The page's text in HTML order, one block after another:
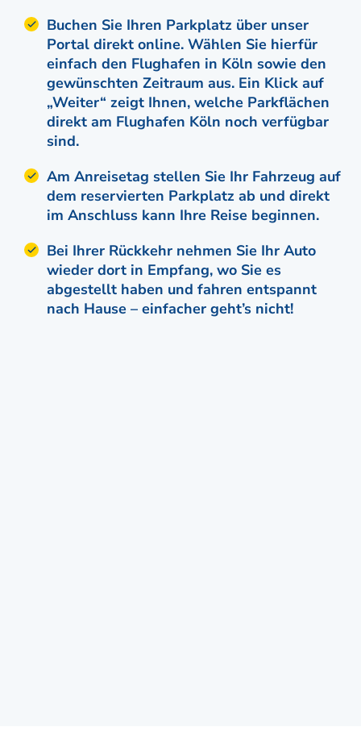
Buchen Sie Ihren Parkplatz über unser
Portal direkt online. Wählen Sie hierfür
einfach den Flughafen in Köln sowie den
gewünschten Zeitraum aus. Ein Klick auf
„Weiter“ zeigt Ihnen, welche Parkflächen
direkt am Flughafen Köln noch verfügbar
sind.
Am Anreisetag stellen Sie Ihr Fahrzeug auf
dem reservierten Parkplatz ab und direkt
im Anschluss kann Ihre Reise beginnen.
Bei Ihrer Rückkehr nehmen Sie Ihr Auto
wieder dort in Empfang, wo Sie es
abgestellt haben und fahren entspannt
nach Hause – einfacher geht’s nicht!